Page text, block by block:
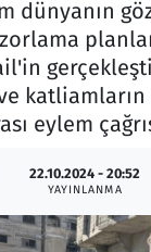
dünyanın
katliamların
eylem
22.10.2024 - 20:52
YAYINLANMA